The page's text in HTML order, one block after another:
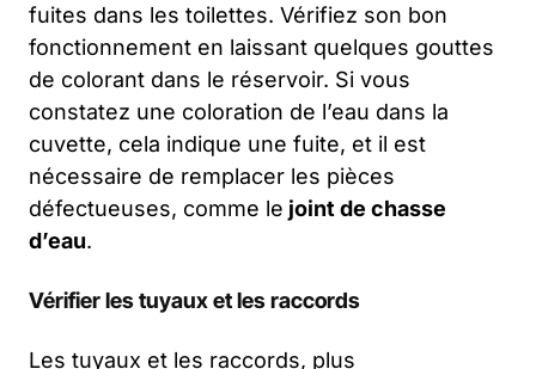
fuites dans les toilettes. Vérifiez son bon
fonctionnement en laissant quelques gouttes
de colorant dans le réservoir. Si vous
constatez une coloration de l’eau dans la
cuvette, cela indique une fuite, et il est
nécessaire de remplacer les pièces
défectueuses, comme le joint de chasse
d’eau.
Vérifier les tuyaux et les raccords
Les tuyaux et les raccords, plus